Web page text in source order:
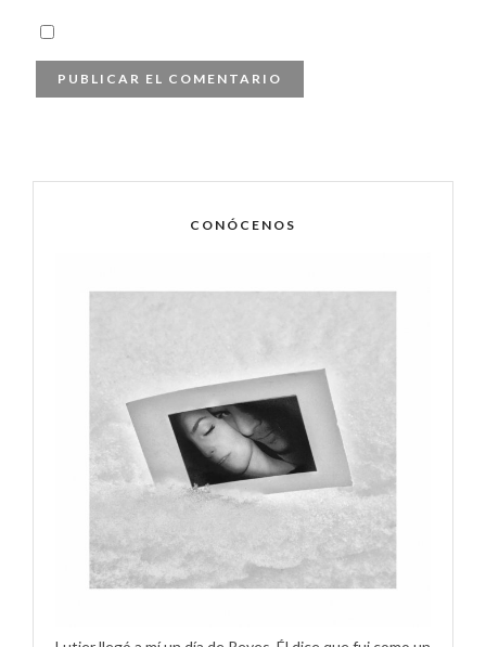
CONÓCENOS